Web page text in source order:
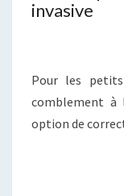
invasive
Pour les
comblement à
option de